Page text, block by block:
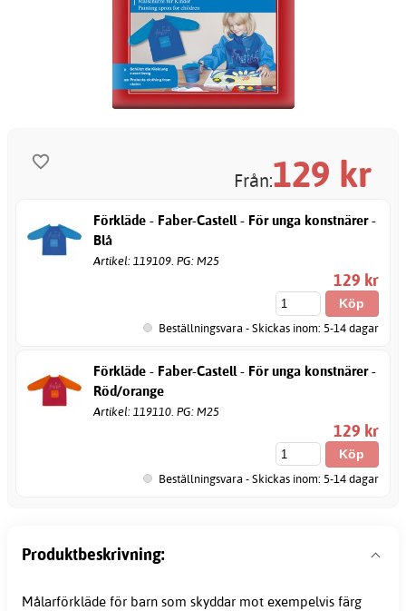
Från:129 kr
Förkläde - Faber-Castell - För unga konstnärer -
Blå
Artikel: 119109. PG: M25
129 kr
Beställningsvara - Skickas inom: 5-14 dagar
Förkläde - Faber-Castell - För unga konstnärer -
Röd/orange
Artikel: 119110. PG: M25
129 kr
Beställningsvara - Skickas inom: 5-14 dagar
Produktbeskrivning:
Målarförkläde för barn som skyddar mot exempelvis färg